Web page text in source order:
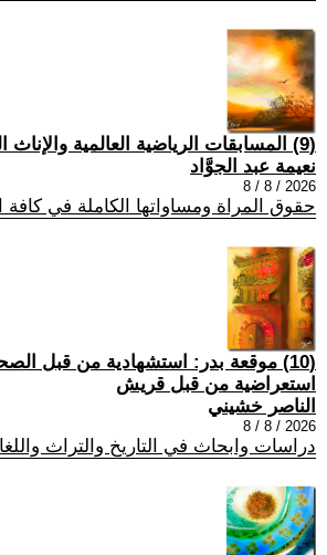
(9) المسابقات الرياضية العالمية والإناث المحجبات
نعيمة عبد الجوَّاد
2026 / 8 / 8
حقوق المراة ومساواتها الكاملة في كافة
(10) موقعة بدر: استشهادية من قبل
استعراضية من قبل قريش
الناصر خشيني
2026 / 8 / 8
دراسات وابحاث في التاريخ والتراث